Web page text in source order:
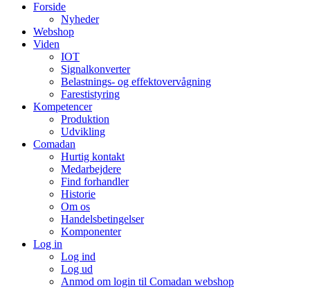
Forside
Nyheder
Webshop
Viden
IOT
Signalkonverter
Belastnings- og effektovervågning
Farestistyring
Kompetencer
Produktion
Udvikling
Comadan
Hurtig kontakt
Medarbejdere
Find forhandler
Historie
Om os
Handelsbetingelser
Komponenter
Log in
Log ind
Log ud
Anmod om login til Comadan webshop